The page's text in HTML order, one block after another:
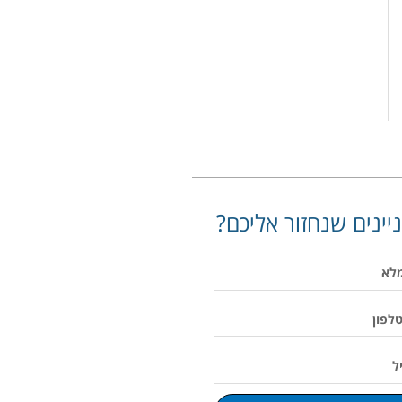
שנחזור אליכם?